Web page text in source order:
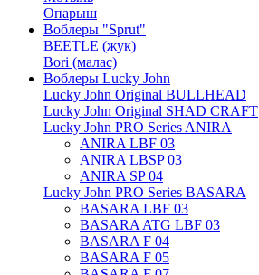
Опарыш
Воблеры "Sprut"
BEETLE (жук)
Bori (малас)
Воблеры Lucky John
Lucky John Original BULLHEAD
Lucky John Original SHAD CRAFT
Lucky John PRO Series ANIRA
ANIRA LBF 03
ANIRA LBSP 03
ANIRA SP 04
Lucky John PRO Series BASARA
BASARA LBF 03
BASARA ATG LBF 03
BASARA F 04
BASARA F 05